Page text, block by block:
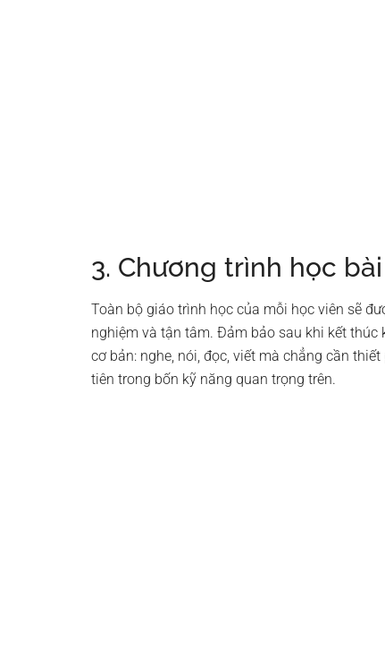
3. Chương trình học
Toàn bộ giáo trình học của mỗi học viên sẽ
nghiệm và tận tâm. Đảm bảo sau khi kết thúc
cơ bản: nghe, nói, đọc, viết mà chẳng cần
tiên trong bốn kỹ năng quan trọng trên.